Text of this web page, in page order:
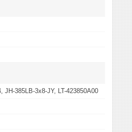
JH-385LB-3x8-JY, LT-423850A00